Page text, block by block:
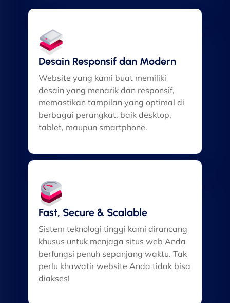
Desain Responsif dan Modern
Website yang kami buat memiliki
desain yang menarik dan responsif,
memastikan tampilan yang optimal di
berbagai perangkat, baik desktop,
tablet, maupun smartphone.
Fast, Secure & Scalable
Sistem teknologi tinggi kami dirancang
khusus untuk menjaga situs web Anda
berfungsi penuh sepanjang waktu. Tak
perlu khawatir website Anda tidak bisa
diakses!